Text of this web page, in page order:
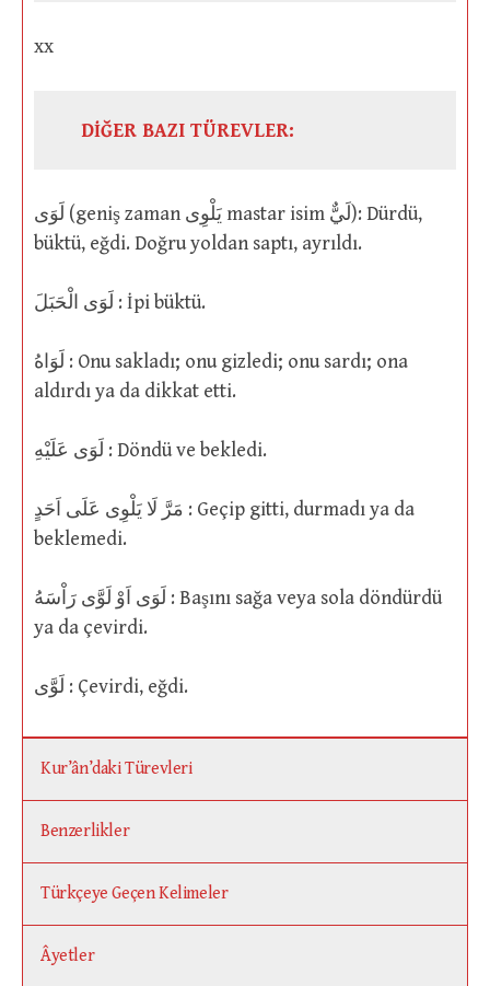
xx
DİĞER BAZI TÜREVLER:
لَوَى (geniş zaman يَلْوِى mastar isim لَيٌّ): Dürdü,
büktü, eğdi. Doğru yoldan saptı, ayrıldı.
لَوَى الْحَبَلَ : İpi büktü.
لَوَاهُ : Onu sakladı; onu gizledi; onu sardı; ona
aldırdı ya da dikkat etti.
لَوَى عَلَيْهِ : Döndü ve bekledi.
مَرَّ لَا يَلْوِى عَلَى اَحَدٍ : Geçip gitti, durmadı ya da
beklemedi.
لَوَى اَوْ لَوَّى رَاْسَهُ : Başını sağa veya sola döndürdü
ya da çevirdi.
لَوَّى : Çevirdi, eğdi.
Kur’ân’daki Türevleri
Benzerlikler
Türkçeye Geçen Kelimeler
Âyetler